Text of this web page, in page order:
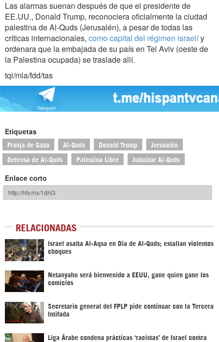
Las alarmas suenan después de que el presidente de
EE.UU., Donald Trump, reconociera oficialmente la ciudad
palestina de Al-Quds (Jerusalén), a pesar de todas las
críticas internacionales, como capital del régimen israelíy
ordenara que la embajada de su país en Tel Aviv (oeste de
la Palestina ocupada) se traslade allí.
tqi/mla/fdd/tas
Etiquetas
Franja de Gaza Al-Quds Donald Trump Jerusalén
Defensa de Al-Quds Palestina Libre Judaizar Al-Quds
Enlace corto
RELACIONADAS
Israel asalta Al-Aqsa en Día de Al-Quds; estallan violentos
choques
Netanyahu será bienvenido a EEUU, gane quien gane los
comicios
Secretario general del FPLP pide continuar con la Tercera
Intifada
Liga Árabe condena prácticas ‘racistas’ de Israel contra